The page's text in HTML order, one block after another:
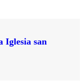
Iglesia san